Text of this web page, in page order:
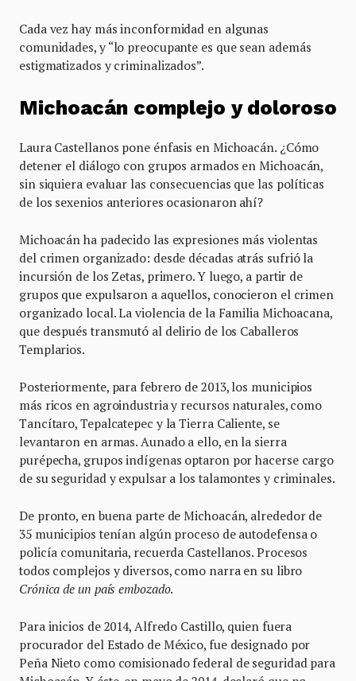
Cada vez hay más inconformidad en algunas
comunidades, y “lo preocupante es que sean además
estigmatizados y criminalizados”.
Michoacán complejo y doloroso
Laura Castellanos pone énfasis en Michoacán. ¿Cómo
detener el diálogo con grupos armados en Michoacán,
sin siquiera evaluar las consecuencias que las políticas
de los sexenios anteriores ocasionaron ahí?
Michoacán ha padecido las expresiones más violentas
del crimen organizado: desde décadas atrás sufrió la
incursión de los Zetas, primero. Y luego, a partir de
grupos que expulsaron a aquellos, conocieron el crimen
organizado local. La violencia de la Familia Michoacana,
que después transmutó al delirio de los Caballeros
Templarios.
Posteriormente, para febrero de 2013, los municipios
más ricos en agroindustria y recursos naturales, como
Tancítaro, Tepalcatepec y la Tierra Caliente, se
levantaron en armas. Aunado a ello, en la sierra
purépecha, grupos indígenas optaron por hacerse cargo
de su seguridad y expulsar a los talamontes y criminales.
De pronto, en buena parte de Michoacán, alrededor de
35 municipios tenían algún proceso de autodefensa o
policía comunitaria, recuerda Castellanos. Procesos
todos complejos y diversos, como narra en su libro
Crónica de un país embozado.
Para inicios de 2014, Alfredo Castillo, quien fuera
procurador del Estado de México, fue designado por
Peña Nieto como comisionado federal de seguridad para